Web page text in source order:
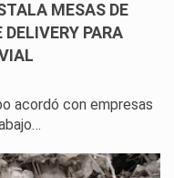
MESAS DE
PARA
acordó con empresas